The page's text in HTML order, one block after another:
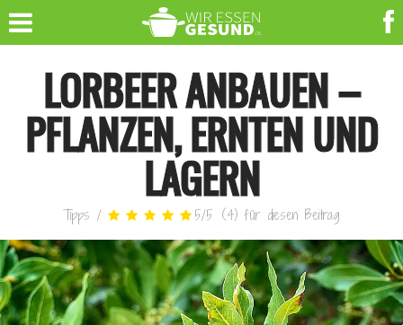
LORBEER ANBAUEN –
PFLANZEN, ERNTEN UND
LAGERN
Tipps / 5/5 (4) für diesen Beitrag